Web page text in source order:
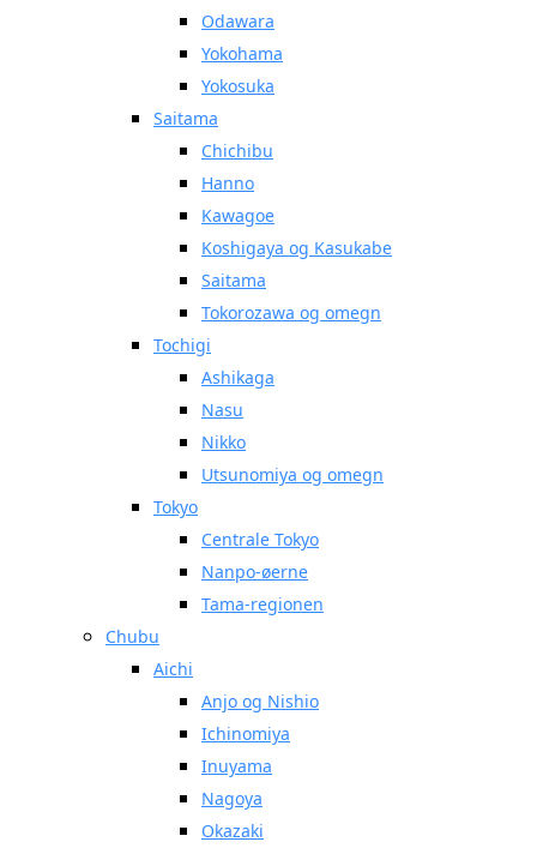
Odawara
Yokohama
Yokosuka
Saitama
Chichibu
Hanno
Kawagoe
Koshigaya og Kasukabe
Saitama
Tokorozawa og omegn
Tochigi
Ashikaga
Nasu
Nikko
Utsunomiya og omegn
Tokyo
Centrale Tokyo
Nanpo-øerne
Tama-regionen
Chubu
Aichi
Anjo og Nishio
Ichinomiya
Inuyama
Nagoya
Okazaki